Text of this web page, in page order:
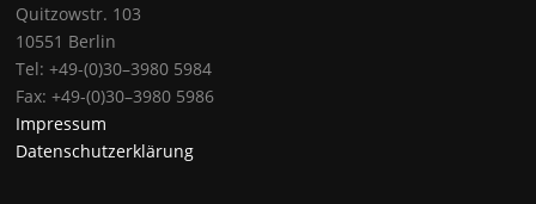
Quitzowstr. 103
10551 Berlin
Tel: +49-(0)30–3980 5984
Fax: +49-(0)30–3980 5986
Impressum
Datenschutzerklärung